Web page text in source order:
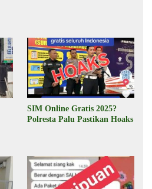
SIM Online Gratis 2025?
Polresta Palu Pastikan Hoaks